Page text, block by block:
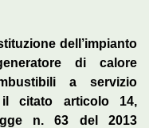
dell’impianto
di calore
a servizio
il citato articolo 14,
n. 63 del 2013